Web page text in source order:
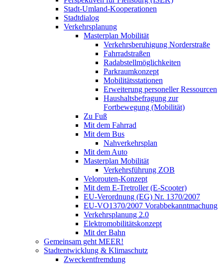
Stadt-Umland-Kooperationen
Stadtdialog
Verkehrsplanung
Masterplan Mobilität
Verkehrsberuhigung Norderstraße
Fahrradstraßen
Radabstellmöglichkeiten
Parkraumkonzept
Mobilitätsstationen
Erweiterung personeller Ressourcen
Haushaltsbefragung zur
Fortbewegung (Mobilität)
Zu Fuß
Mit dem Fahrrad
Mit dem Bus
Nahverkehrsplan
Mit dem Auto
Masterplan Mobilität
Verkehrsführung ZOB
Velorouten-Konzept
Mit dem E-Tretroller (E-Scooter)
EU-Verordnung (EG) Nr. 1370/2007
EU-VO1370/2007 Vorabbekanntmachung
Verkehrsplanung 2.0
Elektromobilitätskonzept
Mit der Bahn
Gemeinsam geht MEER!
Stadtentwicklung & Klimaschutz
Zweckentfremdung